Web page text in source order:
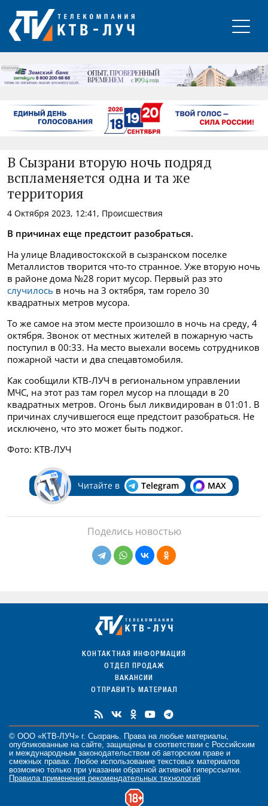
РЕКЛАМА
В Сызрани вторую ночь подряд
вспламеняется одна и та же
территория
4 Октября 2023, 12:41, Происшествия
В причинах еще предстоит разобраться.
На улице Владивостокской в сызранском поселке
Металлистов творится что-то странное. Уже вторую ночь
в районе дома №28 горит мусор. Первый раз это
случилось в ночь на 3 октября, там горело 30
квадратных метров мусора.
То же самое на этом месте произошло в ночь на среду, 4
октября. Звонок от местных жителей в пожарную часть
поступил в 00:33. На место выехали восемь сотрудников
пожарной части и два спецавтомобиля.
Как сообщили КТВ-ЛУЧ в региональном управлении
МЧС, на этот раз там горел мусор на площади в 20
квадратных метров. Огонь был ликвидирован в 01:01. В
причинах случившегося еще предстоит разобраться. Не
исключено, что это может быть поджог.
Фото: КТВ-ЛУЧ
Читайте в Telegram MAX
Поделись новостью
КОНТАКТНАЯ ИНФОРМАЦИЯ
ОТДЕЛ ПРОДАЖ
ВАКАНСИИ
ОТПРАВИТЬ МАТЕРИАЛ
© ООО «КТВ-ЛУЧ» г. Сызрань. Права на любые материалы
опубликованные на сайте, защищены в соответствии с Российским
и международным законодательством об авторском праве и
смежных правах. Любое использование текстовых материалов
возможно только при указании обратной активной гиперссылки.
Правила применения рекомендательных технологий